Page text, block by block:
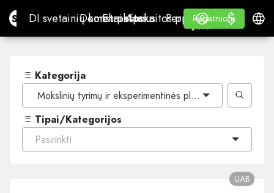
Site.proDI svetainių konstruktorius
DI svetainių konstruktorius
Domenai
DomenaiEl. paštas
El. paštasApskaitos programa
Apskaitos programa
Perpardavėjams
„WHITE LABEL“
Mokymasis
Mokymasis
Registruotis
Registruotis
Prisijungti
$
$
Kategorija
Mokslinių tyrimų ir eksperimentinės plėtros lengvatos
Tipai/Kategorijos
Pasirinkti
UAB